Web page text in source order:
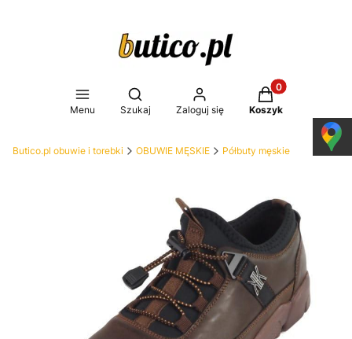
Menu
Otwórz wyszukiwarkę
Szukaj Zaloguj się
Produkty w
Koszyk
Butico.pl obuwie i torebki OBUWIE MĘSKIE Półbuty męskie